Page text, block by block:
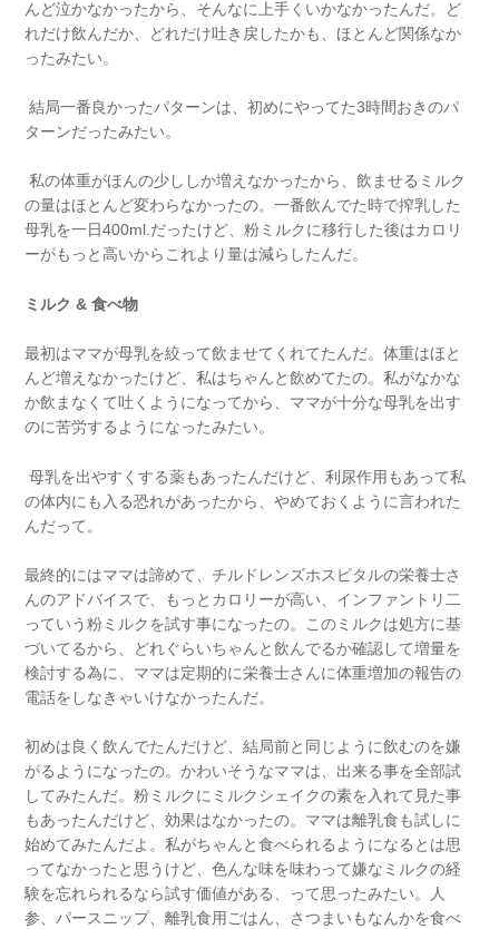
んど泣かなかったから、そんなに上手くいかなかったんだ。ど
れだけ飲んだか、どれだけ吐き戻したかも、ほとんど関係なか
ったみたい。
結局一番良かったパターンは、初めにやってた3時間おきのパ
ターンだったみたい。
私の体重がほんの少ししか増えなかったから、飲ませるミルク
の量はほとんど変わらなかったの。一番飲んでた時で搾乳した
母乳を一日400ml.だったけど、粉ミルクに移行した後はカロリ
ーがもっと高いからこれより量は減らしたんだ。
ミルク &食べ物
最初はママが母乳を絞って飲ませてくれてたんだ。体重はほと
んど増えなかったけど、私はちゃんと飲めてたの。私がなかな
か飲まなくて吐くようになってから、ママが十分な母乳を出す
のに苦労するようになったみたい。
母乳を出やすくする薬もあったんだけど、利尿作用もあって私
の体内にも入る恐れがあったから、やめておくように言われた
んだって。
最終的にはママは諦めて、チルドレンズホスピタルの栄養士さ
んのアドバイスで、もっとカロリーが高い、インファントリ二
っていう粉ミルクを試す事になったの。このミルクは処方に基
づいてるから、どれぐらいちゃんと飲んでるか確認して増量を
検討する為に、ママは定期的に栄養士さんに体重増加の報告の
電話をしなきゃいけなかったんだ。
初めは良く飲んでたんだけど、結局前と同じように飲むのを嫌
がるようになったの。かわいそうなママは、出来る事を全部試
してみたんだ。粉ミルクにミルクシェイクの素を入れて見た事
もあったんだけど、効果はなかったの。ママは離乳食も試しに
始めてみたんだよ。私がちゃんと食べられるようになるとは思
ってなかったと思うけど、色んな味を味わって嫌なミルクの経
験を忘れられるなら試す価値がある、って思ったみたい。人
参、パースニップ、離乳食用ごはん、さつまいもなんかを食べ